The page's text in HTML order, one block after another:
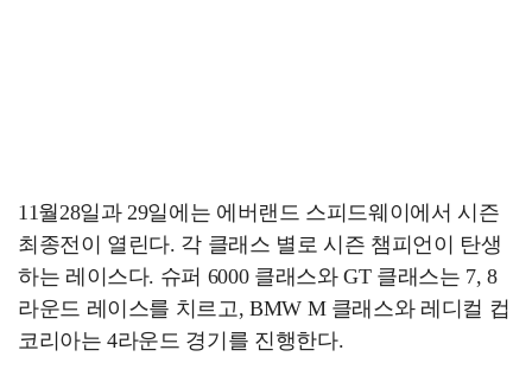
11월28일과 29일에는 에버랜드 스피드웨이에서 시즌
최종전이 열린다. 각 클래스 별로 시즌 챔피언이 탄생
하는 레이스다. 슈퍼 6000 클래스와 GT 클래스는 7, 8
라운드 레이스를 치르고, BMW M 클래스와 레디컬 컵
코리아는 4라운드 경기를 진행한다.